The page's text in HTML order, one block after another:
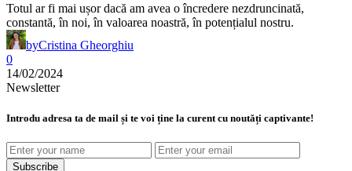
Totul ar fi mai ușor dacă am avea o încredere nezdruncinată,
constantă, în noi, în valoarea noastră, în potențialul nostru.
byCristina Gheorghiu
0
14/02/2024
Newsletter
Introdu adresa ta de mail și te voi ține la curent cu noutăți captivante!
Subscribe